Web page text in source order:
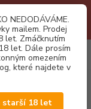
zájemci o naše
Děkujeme!
NEDODÁVÁME.
mailem. Prodej
let. Zmáčknutím
let. Dále prosím
omezením
které najdete v
starší 18 let
Menu
0
za0,00 Kč